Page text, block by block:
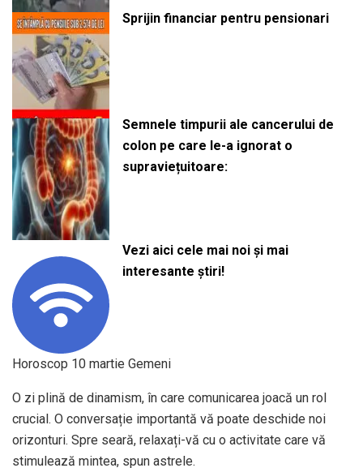
Sprijin financiar pentru pensionari
Semnele timpurii ale cancerului de
colon pe care le-a ignorat o
supraviețuitoare:
Vezi aici cele mai noi și mai
interesante știri!
Horoscop 10 martie Gemeni
O zi plină de dinamism, în care comunicarea joacă un rol
crucial. O conversație importantă vă poate deschide noi
orizonturi. Spre seară, relaxați-vă cu o activitate care vă
stimulează mintea, spun astrele.